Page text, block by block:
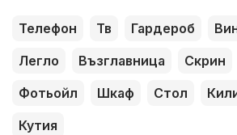
Телефон Тв Гардероб
Легло
Възглавница Скрин
Фотьойл
Шкаф Стол
Кутия